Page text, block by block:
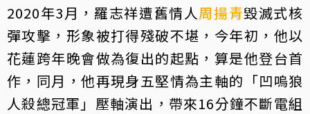
2020年3月，羅志祥遭舊情人周揚青毀滅式核
彈攻擊，形象被打得殘破不堪，今年初，他以
花蓮跨年晚會做為復出的起點，算是他登台首
作，同月，他再現身五堅情為主軸的「凹嗚狼
人殺總冠軍」壓軸演出，帶來16分鐘不斷電組